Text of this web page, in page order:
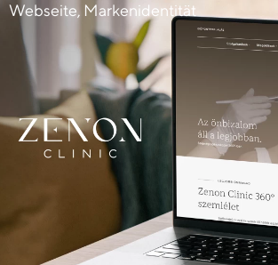
Webseite, Markenidentität